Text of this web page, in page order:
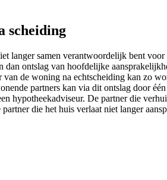
scheiding
samen verantwoordelijk bent
ontslag van hoofdelijke
de woning na echtscheiding kan zo
partners kan via dit ontslag door
hypotheekadviseur. De partner die
die het huis verlaat niet langer